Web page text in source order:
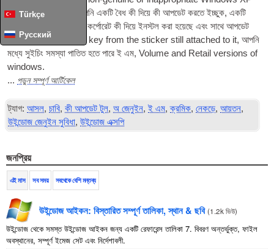
Türkçe
Русский
key installed
, এবং আপনি একটি বৈধ কী দিয়ে কী আপডেট করতে ইচ্ছুক, একটি
দ্বিতীয় হাত ল্যাপটপ একটি কর্পোরেট কী দিয়ে ইনস্টল করা হয়েছে এবং সাথে আপডেট
প্রয়োজন যখন যেমন
key from the stick­er still attached to it, আপনি
মধ্যে সুইচিং সমস্যা পাতিত হতে পারেই এম,Volume and Retail ver­sions of
windows.
... পড়ুন সম্পূর্ণ আর্টিকেল
ট্যাগ: আসল,চাবি,কী আপডেট টুল,অ জেনুইন,ই এম,ক্রমিক,নেকড়ে,আয়তন,
উইন্ডোজ জেনুইন সুবিধা,উইন্ডোজ এক্সপি
জনপ্রিয়
এই মাস সব সময় সবথেকে বেশি মন্তব্য
উইন্ডোজ আইকন: বিস্তারিত সম্পূর্ণ তালিকা, স্থান & ছবি (1.2k ভিউ)
উইন্ডোজ থেকে সমস্ত উইন্ডোজ আইকন জন্য একটি রেফারেন্স তালিকা 7. বিবরণ অন্তর্ভুক্ত, ফাইল
অবস্থানের, সম্পূর্ণ ইমেজ সেট এবং নির্দেশাবলী.